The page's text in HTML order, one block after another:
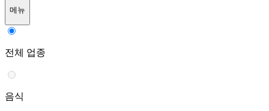
메뉴
전체 업종
음식